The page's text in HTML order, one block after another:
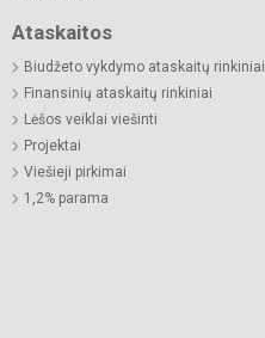
Ataskaitos
Biudžeto vykdymo ataskaitų rinkiniai
Finansinių ataskaitų rinkiniai
Lėšos veiklai viešinti
Projektai
Viešieji pirkimai
1,2% parama